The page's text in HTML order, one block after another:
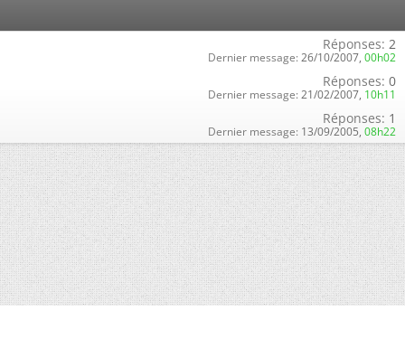
Réponses: 2
Dernier message: 26/10/2007, 00h02
Réponses: 0
Dernier message: 21/02/2007, 10h11
Réponses: 1
Dernier message: 13/09/2005, 08h22